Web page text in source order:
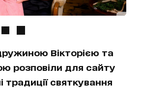
Вікторією та
розповіли для сайту
традиції святкування